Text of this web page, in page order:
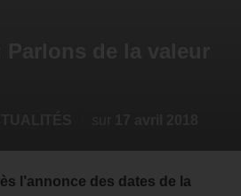
l’annonce des dates de la